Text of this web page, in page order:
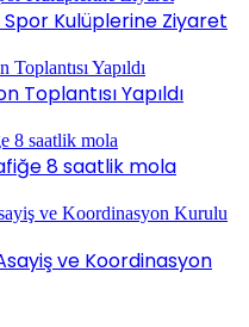
Spor Kulüplerine Ziyaret
Toplantısı Yapıldı
8 saatlik mola
ve Koordinasyon